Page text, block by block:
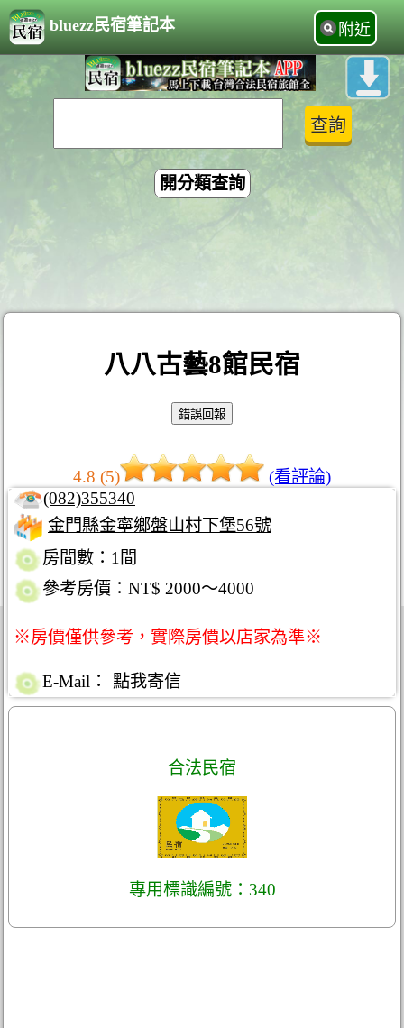
bluezz民宿筆記本 附近
開分類查詢
八八古藝8館民宿
4.8 (5)
(看評論)
(082)355340
金門縣金寧鄉盤山村下堡56號
房間數：1間
參考房價：NT$ 2000～4000
※房價僅供參考，實際房價以店家為準※
E-Mail： 點我寄信
合法民宿
專用標識編號：340